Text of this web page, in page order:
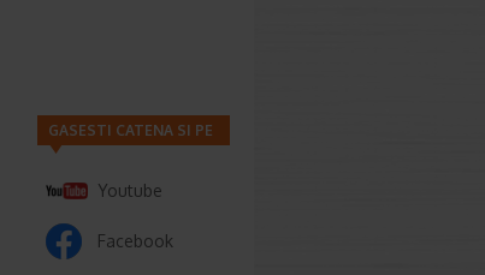
GASESTI CATENA SI PE
Youtube
Facebook